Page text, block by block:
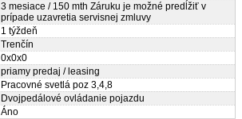
3 mesiace / 150 mth Záruku je možné predĺžiť v
prípade uzavretia servisnej zmluvy
1 týždeň
Trenčín
0x0x0
priamy predaj / leasing
Pracovné svetlá poz 3,4,8
Dvojpedálové ovládanie pojazdu
Áno